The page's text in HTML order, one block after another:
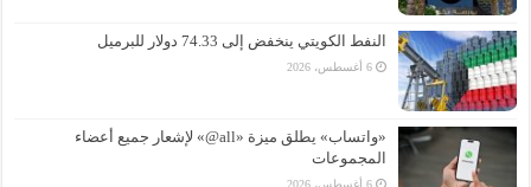
النفط الكويتي ينخفض إلى 74.33 دولار للبرميل
6 أغسطس، 2026
«واتساب» يطلق ميزة «all@» لإشعار جميع أعضاء
المجموعات
6 أغسطس، 2026